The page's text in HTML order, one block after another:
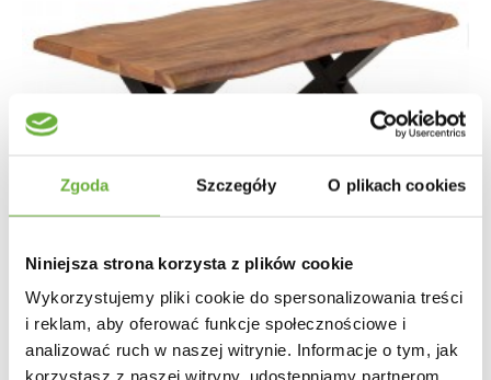
Zgoda Szczegóły O plikach cookies
Niniejsza strona korzysta z plików cookie
Wykorzystujemy pliki cookie do spersonalizowania treści
i reklam, aby oferować funkcje społecznościowe i
analizować ruch w naszej witrynie. Informacje o tym, jak
korzystasz z naszej witryny, udostępniamy partnerom